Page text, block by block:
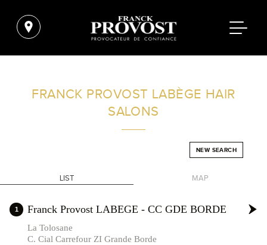
FRANCK PROVOST LABÈGE HAIR
SALONS
NEW SEARCH
LIST MAP
+
1 Franck Provost LABEGE - CC GDE BORDE
La Tolosane
C. Cial Carrefour ZI Grande Borde